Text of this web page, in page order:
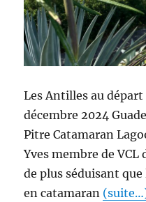
Les Antilles au départ
décembre 2024
Pitre Catamaran
Yves membre de VCL
de plus séduisant
en catamaran